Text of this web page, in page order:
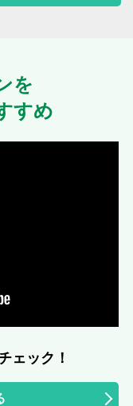
を
すめ
ェック！